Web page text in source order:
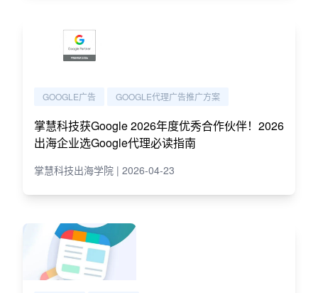
GOOGLE广告 GOOGLE代理广告推广方案
掌慧科技获Google 2026年度优秀合作伙伴！2026
出海企业选Google代理必读指南
掌慧科技出海学院 | 2026-04-23